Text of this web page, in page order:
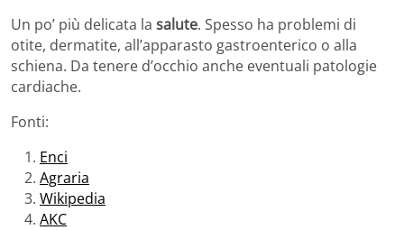
Un po’ più delicata la salute. Spesso ha problemi di
otite, dermatite, all’apparasto gastroenterico o alla
schiena. Da tenere d’occhio anche eventuali patologie
cardiache.
Fonti:
Enci
Agraria
Wikipedia
AKC